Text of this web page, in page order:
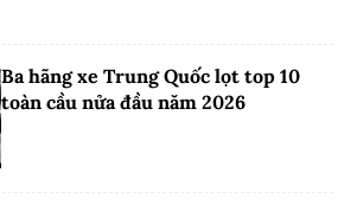
Ba hãng xe Trung Quốc lọt top 10
toàn cầu nửa đầu năm 2026